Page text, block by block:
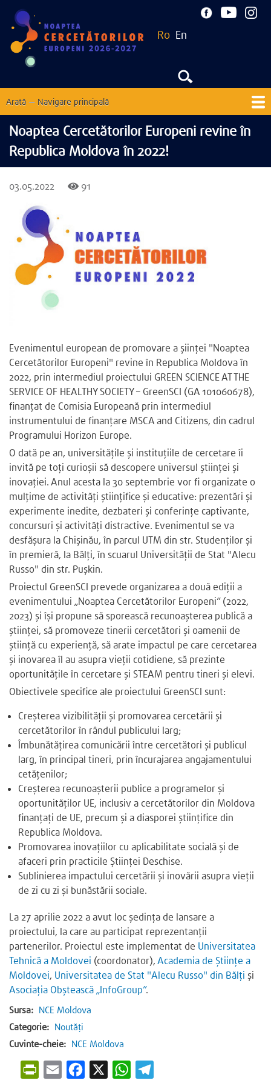
conţinutul
principal
Ro En
Navigare
Arată — Navigare principală
Acasă
Despre
Ediții precedente
Noutăți
EU Corner
Contacte
Noaptea Cercetătorilor Europeni revine în
Republica Moldova în 2022!
03.05.2022 91
Evenimentul european de promovare a șiinței "Noaptea
Cercetătorilor Europeni" revine în Republica Moldova în
2022, prin intermediul proiectului GREEN SCIENCE AT THE
SERVICE OF HEALTHY SOCIETY – GreenSCI (GA 101060678),
finanțat de Comisia Europeană prin intermediul
instrumentului de finanțare MSCA and Citizens, din cadrul
Programului Horizon Europe.
O dată pe an, universitățile și instituțiile de cercetare îi
invită pe toți curioșii să descopere universul științei și
inovației. Anul acesta la 30 septembrie vor fi organizate o
mulțime de activități științifice și educative: prezentări și
experimente inedite, dezbateri și conferințe captivante,
concursuri și activități distractive. Evenimentul se va
desfășura la Chișinău, în parcul UTM din str. Studenților și
în premieră, la Bălți, în scuarul Universității de Stat "Alecu
Russo" din str. Pușkin.
Proiectul GreenSCI prevede organizarea a două ediții a
evenimentului „Noaptea Cercetătorilor Europeni” (2022,
2023) și își propune să sporească recunoașterea publică a
științei, să promoveze tinerii cercetători și oamenii de
știință cu experiență, să arate impactul pe care cercetarea
și inovarea îl au asupra vieții cotidiene, să prezinte
oportunitățile în cercetare și STEAM pentru tineri și elevi.
Obiectivele specifice ale proiectului GreenSCI sunt:
Creșterea vizibilității și promovarea cercetării și
cercetătorilor în rândul publicului larg;
Îmbunătățirea comunicării între cercetători și publicul
larg, în principal tineri, prin încurajarea angajamentului
cetățenilor;
Creșterea recunoașterii publice a programelor și
oportunităților UE, inclusiv a cercetătorilor din Moldova
finanțați de UE, precum și a diasporei științifice din
Republica Moldova.
Promovarea inovațiilor cu aplicabilitate socială și de
afaceri prin practicile Științei Deschise.
Sublinierea impactului cercetării și inovării asupra vieții
de zi cu zi și bunăstării sociale.
La 27 aprilie 2022 a avut loc ședința de lansare a
proiectului, la care au participat reprezentanții
partenerilor. Proiectul este implementat de Universitatea
Tehnică a Moldovei (coordonator),Academia de Științe a
Moldovei, Universitatea de Stat "Alecu Russo" din Bălți și
Asociația Obștească „InfoGroup”.
Sursa: NCE Moldova
Categorie: Noutăți
Cuvinte-cheie: NCE Moldova
P
m
X
W
h